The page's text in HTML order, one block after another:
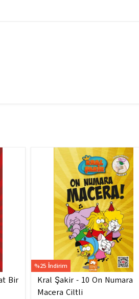
Bir
%25 İndirim
Kral Şakir - 10 On Numara
Macera Ciltli